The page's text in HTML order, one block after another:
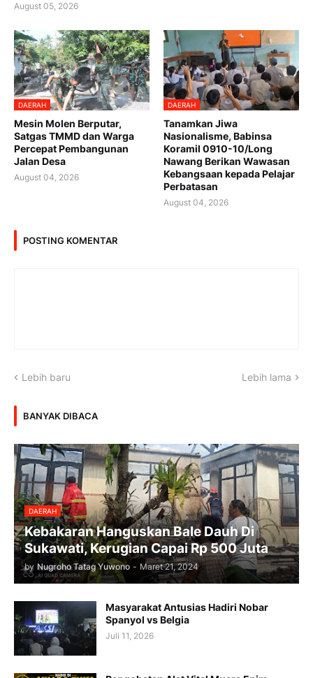
August 05, 2026
DAERAH
Mesin Molen Berputar,
Satgas TMMD dan Warga
Percepat Pembangunan
Jalan Desa
August 04, 2026
DAERAH
Tanamkan Jiwa
Nasionalisme, Babinsa
Koramil 0910-10/Long
Nawang Berikan Wawasan
Kebangsaan kepada Pelajar
Perbatasan
August 04, 2026
POSTING KOMENTAR
Lebih baru Lebih lama
BANYAK DIBACA
DAERAH
Kebakaran Hanguskan Bale Dauh Di
Sukawati, Kerugian Capai Rp 500 Juta
by Nugroho Tatag Yuwono - Maret 21, 2024
Masyarakat Antusias Hadiri Nobar
Spanyol vs Belgia
Juli 11, 2026